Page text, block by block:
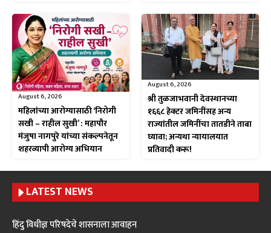
August 6, 2026
महिलांच्या आरोग्यासाठी ‘निरोगी
सखी – राहील सुखी’ : महापौर
मंजुषा नागपुरे यांच्या संकल्पनेतून
शहरव्यापी आरोग्य अभियान
August 6, 2026
श्री तुळजाभवानी देवस्थानच्या
१६६८ हेक्टर जमिनींसह अन्य
राज्यांतील जमिनींचा तातडीने ताबा
घ्यावा; अन्यथा न्यायालयात
प्रतिवादी करू!
LATEST NEWS
हिंदु विधीज्ञ परिषदेचे शासनाला आवाहन